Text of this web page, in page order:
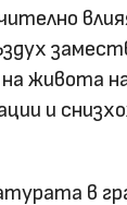
живота
и
в